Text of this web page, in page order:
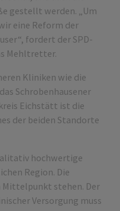
gestellt werden. „Um
eine Reform der
fordert der SPD-
Mehltretter.
Kliniken wie die
Schrobenhausener
Eichstätt ist die
der beiden Standorte
hochwertige
Region. Die
Mittelpunkt stehen. Der
Versorgung muss